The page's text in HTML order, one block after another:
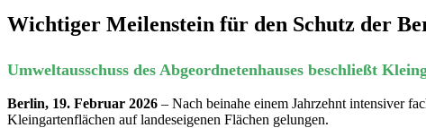
Wichtiger Meilenstein für den Schutz der
Umweltausschuss des Abgeordnetenhauses beschließt
Berlin, 19. Februar 2026 – Nach beinahe einem Jahrzehnt intensiver
Kleingartenflächen auf landeseigenen Flächen gelungen.